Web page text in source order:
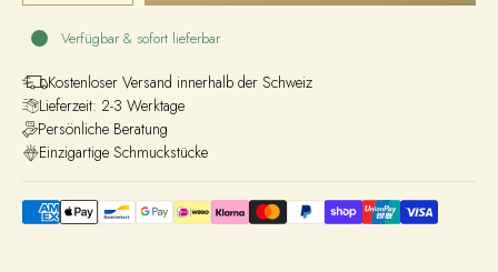
Verfügbar & sofort lieferbar
Kostenloser Versand innerhalb der Schweiz
Lieferzeit: 2-3 Werktage
Persönliche Beratung
Einzigartige Schmuckstücke